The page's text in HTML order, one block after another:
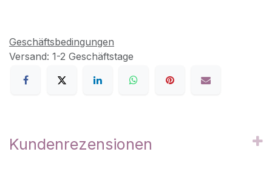
Geschäftsbedingungen
Versand: 1-2 Geschäftstage
Kundenrezensionen